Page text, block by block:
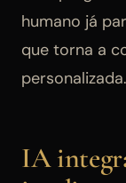
humano já
que torna a
personalizada.
IA